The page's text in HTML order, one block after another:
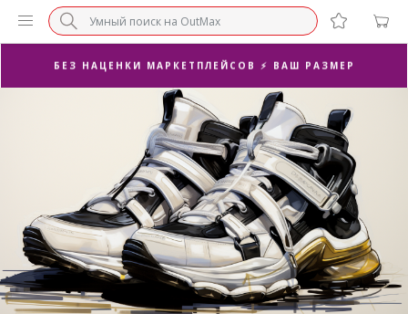
БЕЗ НАЦЕНКИ МАРКЕТПЛЕЙСОВ ⚡ ВАШ РАЗМЕР
3-Я ПАРА В ПОДАРОК 🎁
ПОСЛЕДНИЕ РАЗМЕРЫ ОТ 1500₽⚡️
СУПЕРАКЦИЯ 🔥 2-Я ПАРА -50%